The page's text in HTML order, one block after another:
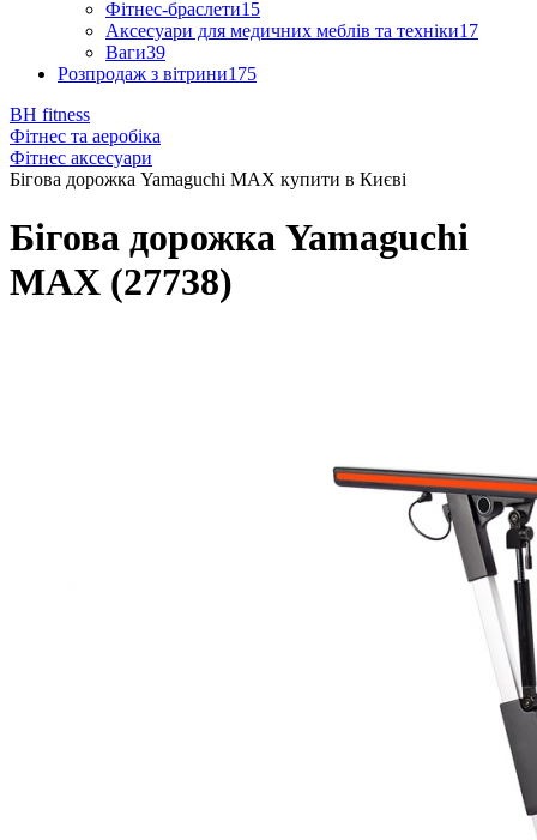
Фітнес-браслети15
Аксесуари для медичних меблів та техніки17
Ваги39
Розпродаж з вітрини175
BH fitness
Фітнес та аеробіка
Фітнес аксесуари
Бігова дорожка Yamaguchi MAX купити в Києві
Бігова дорожка Yamaguchi
MAX (27738)